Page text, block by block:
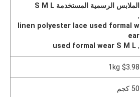
الملابس الرسمية المستخدمة S M L
,
linen polyester lace used formal w
ear
,
used formal wear S M L
$3.98 1kg
50 كجم